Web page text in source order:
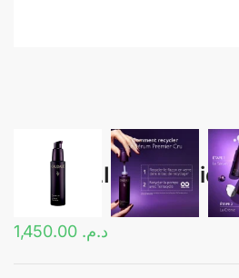
CAUDALIE –
– 30 mL
د.م.